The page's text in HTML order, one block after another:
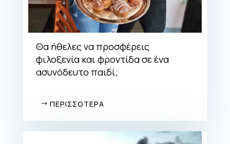
Θα ήθελες να προσφέρεις
φιλοξενία και φροντίδα σε ένα
ασυνόδευτο παιδί;
ΠΕΡΙΣΣΟΤΕΡΑ